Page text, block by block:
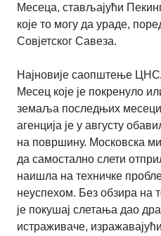
Месеца, стављајући
које то могу да ураде,
Совјетског Савеза.
Најновије саопштење
Месец које је покренуло
земаља последњих
агенција је у августу
на површину. Московска
да самостално слети
наишла на техничке
неуспехом. Без обзира на
је покушај слетања дао
истраживаче,